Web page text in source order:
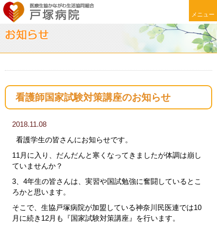
メニュー
看護師国家試験対策講座のお知らせ
2018.11.08
看護学生の皆さんにお知らせです。
11月に入り、だんだんと寒くなってきましたが体調は崩し
ていませんか？
3、4年生の皆さんは、実習や国試勉強に奮闘しているとこ
ろかと思います。
そこで、生協戸塚病院が加盟している神奈川民医連では10
月に続き12月も『国家試験対策講座』を行います。